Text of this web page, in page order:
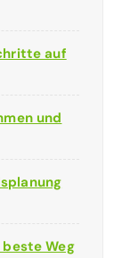
auf
und
Weg